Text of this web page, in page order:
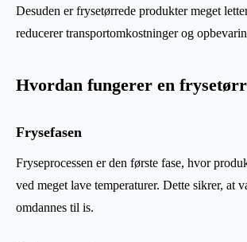
Desuden er frysetørrede produkter meget
reducerer transportomkostninger og
Hvordan fungerer en
Frysefasen
Fryseprocessen er den første fase, hvor
ved meget lave temperaturer. Dette sikrer, at
omdannes til is.